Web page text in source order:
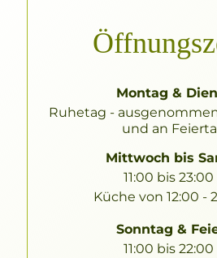
Montag &
Ruhetag -
und an
Mittwoch bis
11:00 bis
Küche von 12:00 -
Sonntag &
11:00 bis